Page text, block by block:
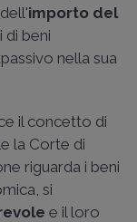
importo del
di beni
nella sua
il concetto di
la Corte di
riguarda i beni
si
e il loro